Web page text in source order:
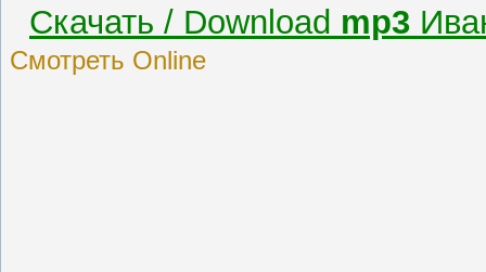
Скачать / Download mp3
Смотреть Online